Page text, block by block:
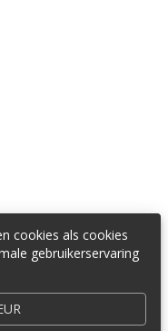
cookies als cookies
gebruikerservaring